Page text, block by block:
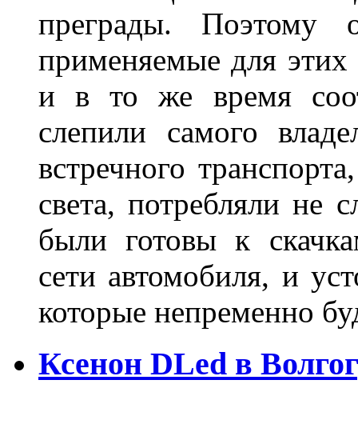
преграды. Поэтому
применяемые для
и в то же время
слепили самого
встречного
света, потребляли не
были готовы к
сети автомобиля, и
которые непременно
Ксенон DLed в